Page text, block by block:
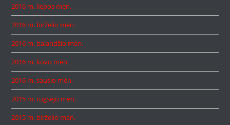
2016 m. liepos mėn.
2016 m. birželio mėn.
2016 m. balandžio mėn.
2016 m. kovo mėn.
2016 m. sausio mėn.
2015 m. rugsėjo mėn.
2015 m. birželio mėn.